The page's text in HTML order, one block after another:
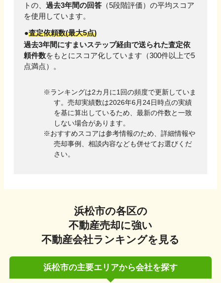
トの、 過去3年間の回答 （5段階評価）の平均スコア
を使用しています。
査定依頼数(最大5点)
過去3年間にすまいステップ経由で送られた査定依
頼件数をもとにスコア化しています（300件以上で5
点満点）。
ランキングは2カ月に1回の頻度で更新していま
す。売却実績数は2026年6月24日時点の実績
を基に算出しているため、最新の件数と一致
しない場合があります。
おすすめスコアは参考情報のため、詳細情報や
売却事例、相談内容なども併せてお選びくだ
さい。
浜松市の各区の
不動産売却に強い
不動産会社ランキングを見る
浜松市の主要エリアから会社を探す